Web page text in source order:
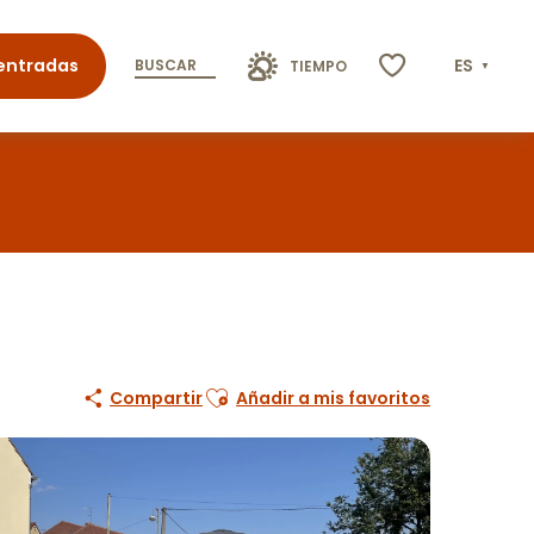
BUSCAR TIEMPO ES
CompartirAjouter aux favoris
Añadir a mis favoritos